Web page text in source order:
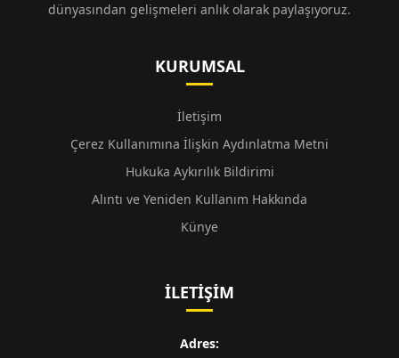
dünyasından gelişmeleri anlık olarak paylaşıyoruz.
KURUMSAL
İletişim
Çerez Kullanımına İlişkin Aydınlatma Metni
Hukuka Aykırılık Bildirimi
Alıntı ve Yeniden Kullanım Hakkında
Künye
İLETIŞIM
Adres: